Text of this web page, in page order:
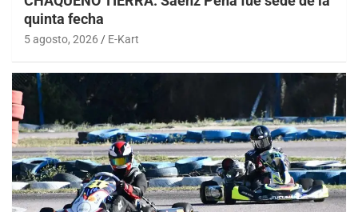
quinta fecha
5 agosto, 2026 E-Kart